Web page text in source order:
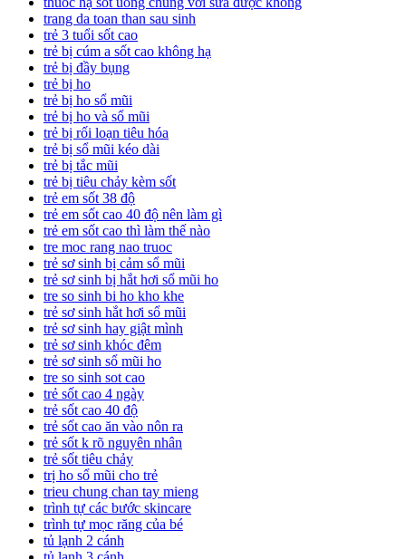
trang da toan than sau sinh
trẻ 3 tuổi sốt cao
trẻ bị cúm a sốt cao không hạ
trẻ bị đầy bụng
trẻ bị ho
trẻ bị ho sổ mũi
trẻ bị ho và sổ mũi
trẻ bị rối loạn tiêu hóa
trẻ bị sổ mũi kéo dài
trẻ bị tắc mũi
trẻ bị tiêu chảy kèm sốt
trẻ em sốt 38 độ
trẻ em sốt cao 40 độ nên làm gì
trẻ em sốt cao thì làm thế nào
tre moc rang nao truoc
trẻ sơ sinh bị cảm sổ mũi
trẻ sơ sinh bị hắt hơi sổ mũi ho
tre so sinh bi ho kho khe
trẻ sơ sinh hắt hơi sổ mũi
trẻ sơ sinh hay giật mình
trẻ sơ sinh khóc đêm
trẻ sơ sinh sổ mũi ho
tre so sinh sot cao
trẻ sốt cao 4 ngày
trẻ sốt cao 40 độ
trẻ sốt cao ăn vào nôn ra
trẻ sốt k rõ nguyên nhân
trẻ sốt tiêu chảy
trị ho sổ mũi cho trẻ
trieu chung chan tay mieng
trình tự các bước skincare
trình tự mọc răng của bé
tủ lạnh 2 cánh